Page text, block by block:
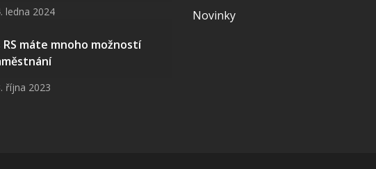
ledna 2024
RS máte mnoho možností
října 2023
Novinky